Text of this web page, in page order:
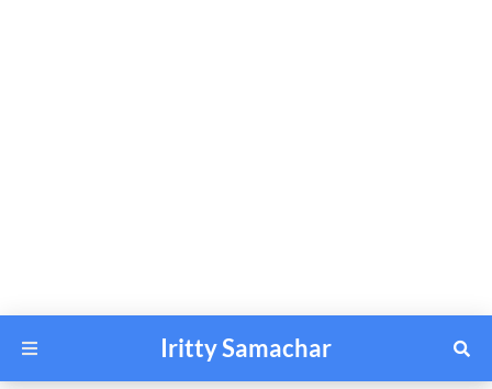
Iritty Samachar